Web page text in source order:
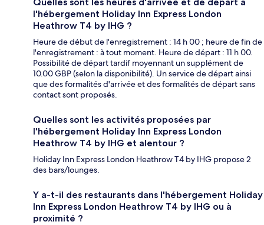
l'hébergement Holiday Inn Express London
Heathrow T4 by IHG ?
Heure de début de l'enregistrement : 14 h 00 ; heure de fin de
l'enregistrement : à tout moment. Heure de départ : 11 h 00.
Possibilité de départ tardif moyennant un supplément de
10.00 GBP (selon la disponibilité). Un service de départ ainsi
que des formalités d'arrivée et des formalités de départ sans
contact sont proposés.
Quelles sont les activités proposées par
l'hébergement Holiday Inn Express London
Heathrow T4 by IHG et alentour ?
Holiday Inn Express London Heathrow T4 by IHG propose 2
des bars/lounges.
Y a-t-il des restaurants dans l'hébergement Holiday
Inn Express London Heathrow T4 by IHG ou à
proximité ?